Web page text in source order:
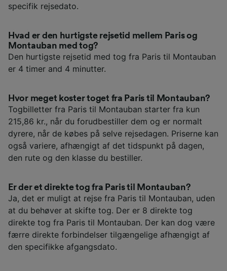
specifik rejsedato.
Hvad er den hurtigste rejsetid mellem Paris og
Montauban med tog?
Den hurtigste rejsetid med tog fra Paris til Montauban
er 4 timer and 4 minutter.
Hvor meget koster toget fra Paris til Montauban?
Togbilletter fra Paris til Montauban starter fra kun
215,86 kr., når du forudbestiller dem og er normalt
dyrere, når de købes på selve rejsedagen. Priserne kan
også variere, afhængigt af det tidspunkt på dagen,
den rute og den klasse du bestiller.
Er der et direkte tog fra Paris til Montauban?
Ja, det er muligt at rejse fra Paris til Montauban, uden
at du behøver at skifte tog. Der er 8 direkte tog
direkte tog fra Paris til Montauban. Der kan dog være
færre direkte forbindelser tilgængelige afhængigt af
den specifikke afgangsdato.